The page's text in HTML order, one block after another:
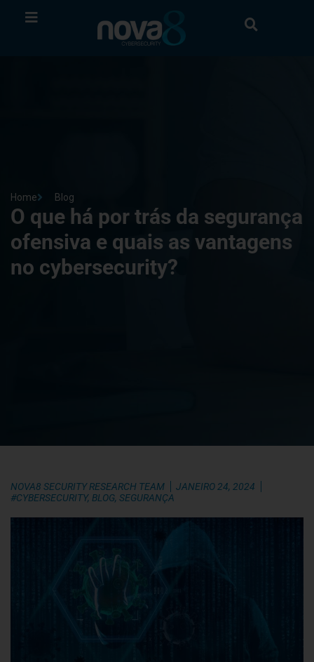
Home Blog
O que há por trás da segurança
ofensiva e quais as vantagens
no cybersecurity?
NOVA8 SECURITY RESEARCH TEAM
JANEIRO 24, 2024
#CYBERSECURITY, BLOG, SEGURANÇA